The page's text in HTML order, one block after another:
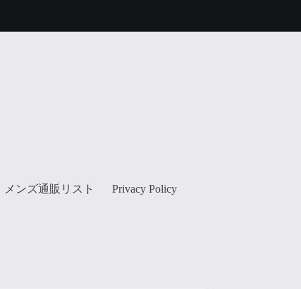
メンズ通販リスト Privacy Policy